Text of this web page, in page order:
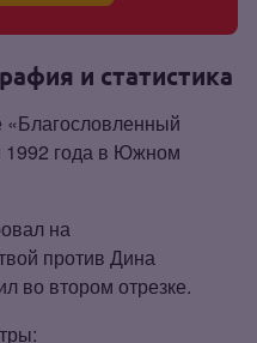
и статистика
1992 года в Южном
на
против Дина
во втором отрезке.